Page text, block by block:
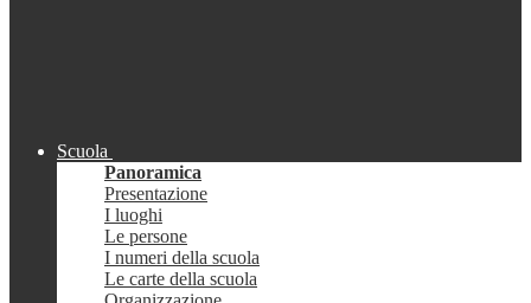
Scuola
Panoramica
Presentazione
I luoghi
Le persone
I numeri della scuola
Le carte della scuola